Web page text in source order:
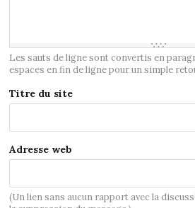
Les sauts de ligne sont convertis en
espaces en fin de ligne pour un simple
Titre du site
Adresse web
(Un lien sans aucun rapport avec la